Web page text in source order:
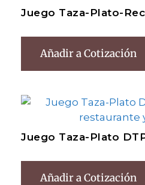
Juego Taza-Plato-
Añadir a Cotización
Juego Taza-Plato
Añadir a Cotización